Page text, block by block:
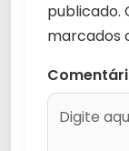
publicado.
marcados